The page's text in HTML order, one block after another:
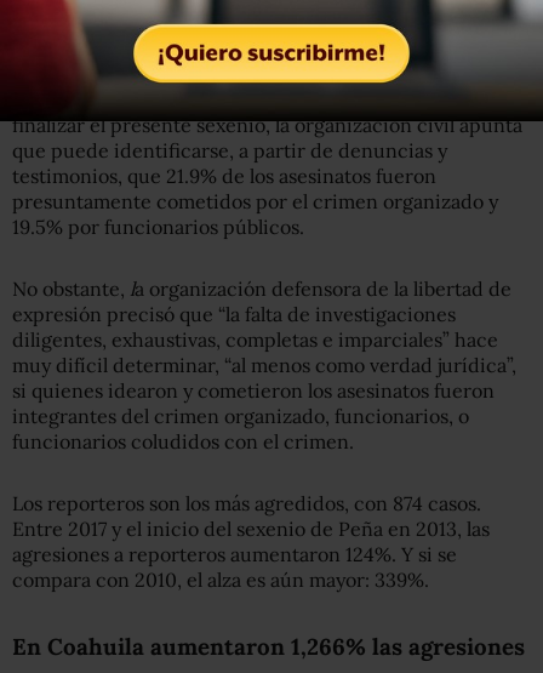
Además, al inicio del sexenio Artículo 19 documentó que
75% de los asesinatos de periodistas eran cometidos
finalizar el presente sexenio, la organización civil apunta
que puede identificarse, a partir de denuncias y
testimonios, que 21.9% de los asesinatos fueron
presuntamente cometidos por el crimen organizado y
19.5% por funcionarios públicos.
No obstante, la organización defensora de la libertad de
expresión precisó que “la falta de investigaciones
diligentes, exhaustivas, completas e imparciales” hace
muy difícil determinar, “al menos como verdad jurídica”,
si quienes idearon y cometieron los asesinatos fueron
integrantes del crimen organizado, funcionarios, o
funcionarios coludidos con el crimen.
Los reporteros son los más agredidos, con 874 casos.
Entre 2017 y el inicio del sexenio de Peña en 2013, las
agresiones a reporteros aumentaron 124%. Y si se
compara con 2010, el alza es aún mayor: 339%.
En Coahuila aumentaron 1,266% las agresiones